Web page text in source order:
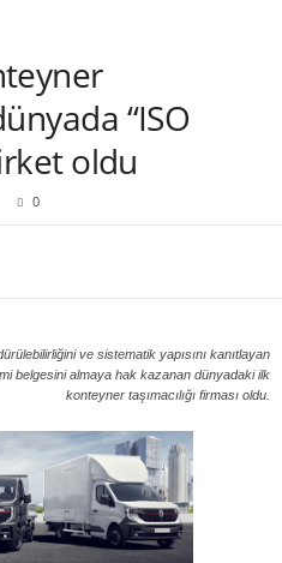
“ISO
oldu
0
ve sistematik yapısını kanıtlayan
belgesini almaya hak kazanan dünyadaki ilk
konteyner taşımacılığı firması oldu.